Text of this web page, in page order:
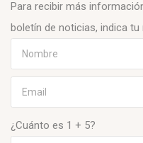
Para recibir más
boletín de noticias, indica tu
¿Cuánto es 1 + 5?